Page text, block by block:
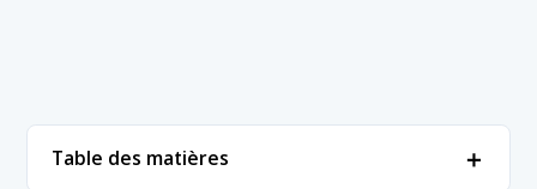
Table des matières ＋